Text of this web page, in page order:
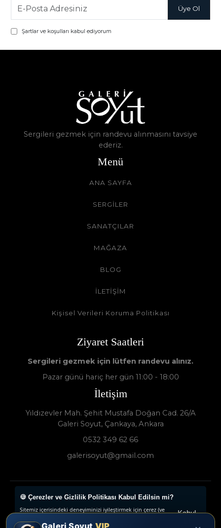
Şartlar ve koşulları kabul ediyorum
Sergileri gezmek için randevu alınmasını tavsiye
ederiz.
Menü
ANA SAYFA
SERGİLER
SANATÇILAR
MAĞAZA
BLOG
İLETİŞİM
Kişisel Verileri Koruma Politikası
Ziyaret Saatleri
Sergileri gezmek için lütfen randevu alınız.
Pazar günü hariç her gün 11:00 - 18:00
İletişim
Yıldızevler Mah. Şehit Mustafa Doğan Cad. 26/A
Galeri Soyut, Çankaya, Ankara
0532 349 62 66
galerisoyut@gmail.com
Galeri Soyut - Sanat Galerisi 2024 © - Tüm Hakları
Saklıdır.
Galeri Soyut VIP
🍪 Çerezler ve Gizlilik Politikası Kabul Edilsin mi?
Sitemiz içerisindeki deneyiminizi iyileştirmek için çerez (ve
daha iyi deneyimlemenizi, iletilerin size göre
Kabul